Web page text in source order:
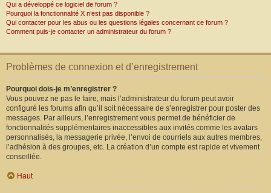
Qui a développé ce logiciel de forum ?
Pourquoi la fonctionnalité X n’est pas disponible ?
Qui contacter pour les abus ou les questions légales concernant ce forum ?
Comment puis-je contacter un administrateur du forum ?
Problèmes de connexion et d’enregistrement
Pourquoi dois-je m’enregistrer ?
Vous pouvez ne pas le faire, mais l’administrateur du forum peut avoir
configuré les forums afin qu’il soit nécessaire de s’enregistrer pour poster des
messages. Par ailleurs, l’enregistrement vous permet de bénéficier de
fonctionnalités supplémentaires inaccessibles aux invités comme les avatars
personnalisés, la messagerie privée, l’envoi de courriels aux autres membres,
l’adhésion à des groupes, etc. La création d’un compte est rapide et vivement
conseillée.
Haut